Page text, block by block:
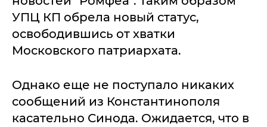
УПЦ КП обрела новый статус,
освободившись от хватки
Московского патриархата.
Однако еще не поступало никаких
сообщений из Константинополя
касательно Синода. Ожидается, что в